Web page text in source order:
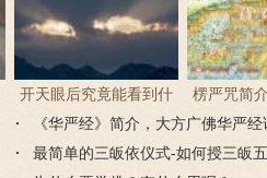
开天眼后究竟能看到什
么？
楞严咒简
能念
《华严经》简介，大方广佛华严经
最简单的三皈依仪式-如何授三皈